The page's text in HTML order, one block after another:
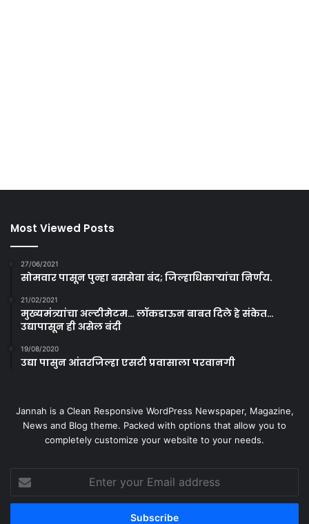
Most Viewed Posts
27/06/2021
सोमवार पासून पुन्हा बससेवा बंद; जिल्हाधिकाऱ्यांचा निर्णय.
21/02/2021
मुख्यमंत्र्यांचा अल्टीमेटम… लॉकडाऊन बाबत दिले हे संकेत…
उद्यापासून ही असेल बंदी
19/08/2020
उद्या पासुन आंतरजिल्हा एसटी प्रवासाला परवानगी
Jannah is a Clean Responsive WordPress Newspaper, Magazine,
News and Blog theme. Packed with options that allow you to
completely customize your website to your needs.
your
Email